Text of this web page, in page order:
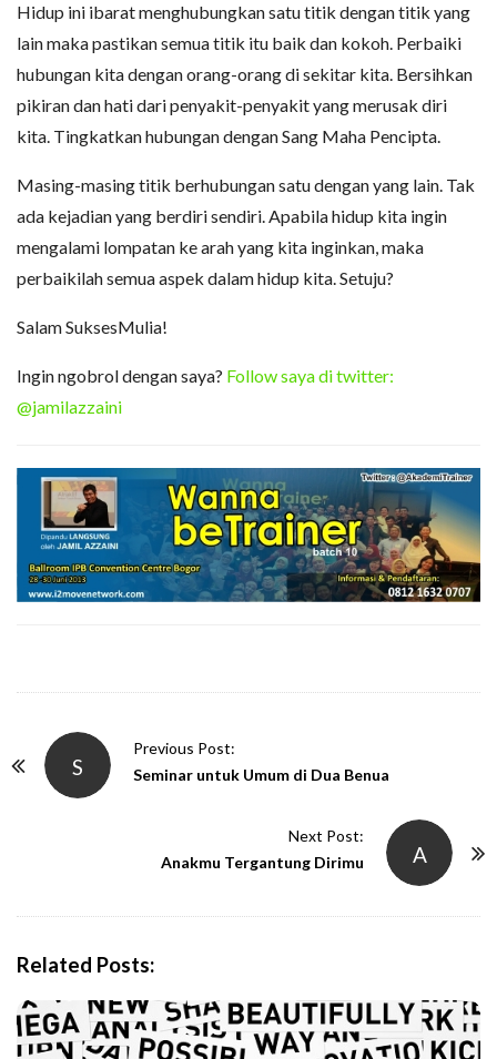
Hidup ini ibarat menghubungkan satu titik dengan titik yang
lain maka pastikan semua titik itu baik dan kokoh. Perbaiki
hubungan kita dengan orang-orang di sekitar kita. Bersihkan
pikiran dan hati dari penyakit-penyakit yang merusak diri
kita. Tingkatkan hubungan dengan Sang Maha Pencipta.
Masing-masing titik berhubungan satu dengan yang lain. Tak
ada kejadian yang berdiri sendiri. Apabila hidup kita ingin
mengalami lompatan ke arah yang kita inginkan, maka
perbaikilah semua aspek dalam hidup kita. Setuju?
Salam SuksesMulia!
Ingin ngobrol dengan saya? Follow saya di twitter:
@jamilazzaini
S
Previous Post:
Seminar untuk Umum di Dua Benua
A
Next Post:
Anakmu Tergantung Dirimu
Related Posts: